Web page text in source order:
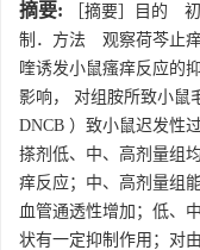
摘要: ［摘要］目的
制．方法 观察荷芩止
喹诱发小鼠瘙痒反应的
影响， 对组胺所致小鼠
DNCB ）致小鼠迟发性
搽剂低、中、高剂量组
痒反应；中、高剂量组
血管通透性增加；低、
状有一定抑制作用；对